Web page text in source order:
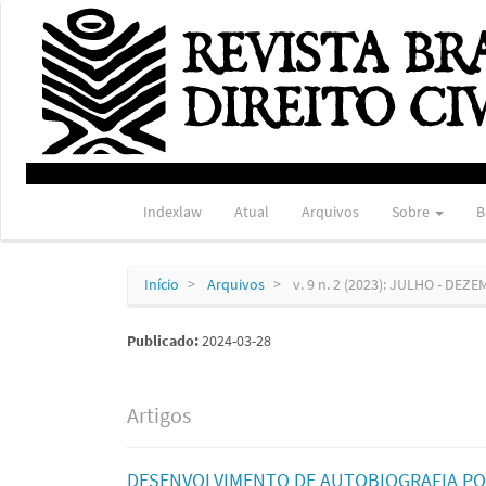
Navegação
Principal
Conteúdo
principal
Barra
Lateral
Indexlaw Atual Arquivos Sobre
Início Arquivos v. 9 n. 2 (2023): JULHO -
Publicado:2024-03-28
Artigos
DESENVOLVIMENTO DE AUTOBIOGRAFIA